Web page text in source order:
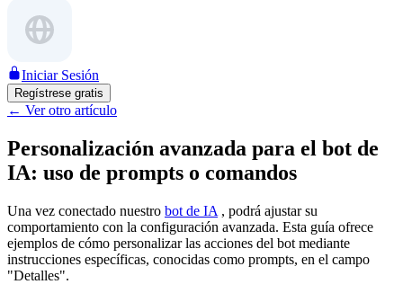
Iniciar Sesión
Regístrese gratis
← Ver otro artículo
Personalización avanzada para el bot de
IA: uso de prompts o comandos
Una vez conectado nuestro bot de IA , podrá ajustar su
comportamiento con la configuración avanzada. Esta guía ofrece
ejemplos de cómo personalizar las acciones del bot mediante
instrucciones específicas, conocidas como prompts, en el campo
"Detalles".